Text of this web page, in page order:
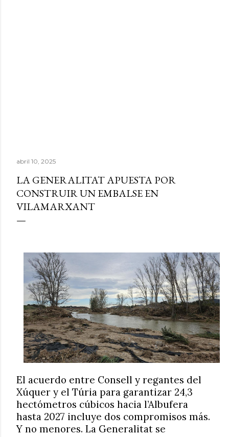
abril 10, 2025
LA GENERALITAT APUESTA POR
CONSTRUIR UN EMBALSE EN
VILAMARXANT
El acuerdo entre Consell y regantes del
Xúquer y el Túria para garantizar 24,3
hectómetros cúbicos hacia l’Albufera
hasta 2027 incluye dos compromisos más.
Y no menores. La Generalitat se